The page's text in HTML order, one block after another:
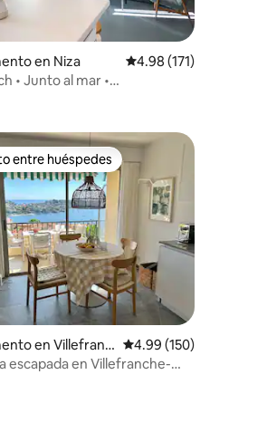
de 5; 354 evaluaciones
en Niza Calificación promedio:
4.98 (171)
• Junto al mar •
de 5; 178 evaluaciones
en Favorito entre huéspedes
entre huéspedes
en Villefranc
Calificación promedio:
4.99 (150)
escapada en Villefranche-